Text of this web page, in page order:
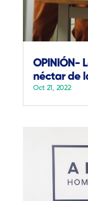
OPINIÓN-
néctar de
Oct 21, 2022